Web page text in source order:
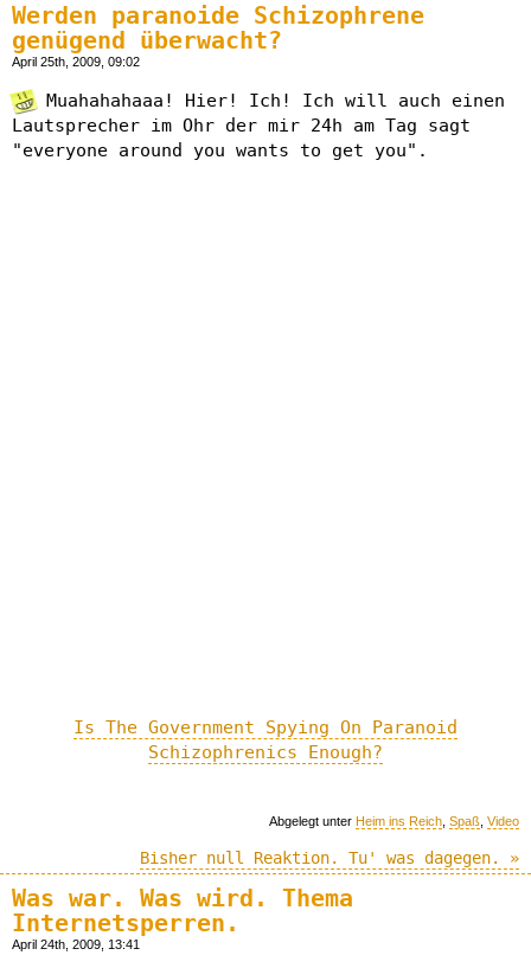
Werden paranoide Schizophrene
genügend überwacht?
April 25th, 2009, 09:02
Muahahahaaa! Hier! Ich! Ich will auch einen
Lautsprecher im Ohr der mir 24h am Tag sagt
"everyone around you wants to get you".
Is The Government Spying On Paranoid
Schizophrenics Enough?
Abgelegt unter Heim ins Reich Spaß Video
Bisher null Reaktion. Tu' was dagegen. »
Was war. Was wird. Thema
Internetsperren.
April 24th, 2009, 13:41